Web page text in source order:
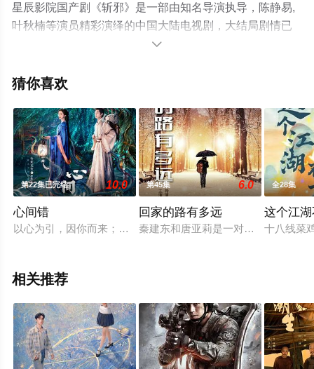
星辰影院国产剧《斩邪》是一部由知名导演执导，陈静易,
叶秋楠等演员精彩演绎的中国大陆电视剧，大结局剧情已
揭晓（第12集已完结），手机免费观看高清未删减完整版
电视剧、电视猫或剧情网等平台了解。

猜你喜欢
第22集已完结 10.0
心间错
以心为引，因你而来；爱恨起落，皆由心生。一段人妖牵绊，
第45集 6.0
回家的路有多远
秦建东和唐亚莉是一对恩爱夫妻，膝
全28集
这个江
十八线菜
相关推荐